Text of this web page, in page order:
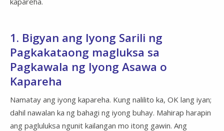
1. Bigyan ang Iyong Sarili ng
Pagkakataong magluksa sa
Pagkawala ng Iyong Asawa o
Kapareha
Namatay ang iyong kapareha. Kung nalilito ka, OK lang iyan;
dahil nawalan ka ng bahagi ng iyong buhay. Mahirap harapin
ang pagluluksa ngunit kailangan mo itong gawin. Ang